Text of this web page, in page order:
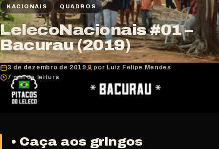
NACIONAIS QUADROS
LelecoNacionais #01 –
Bacurau (2019)
3 de dezembro de 2019
por Luiz Felipe Mendes
7 min de leitura
• Caça aos gringos